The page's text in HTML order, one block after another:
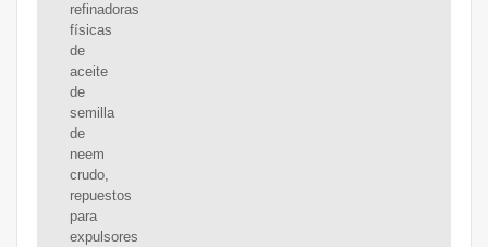
refinadoras
físicas
de
aceite
de
semilla
de
neem
crudo,
repuestos
para
expulsores